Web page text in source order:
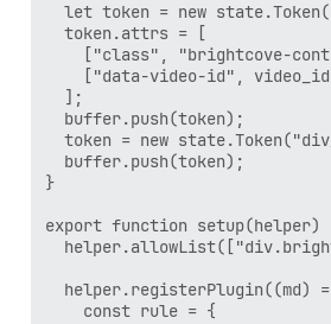
let token = new
  token.attrs = [
["class", "brightcove-
["data-video-id",
  ];
  buffer.push(token);
token = new
  buffer.push(token);
}
export function setup(helper)
helper.registerPlugin((md)
    const rule = {